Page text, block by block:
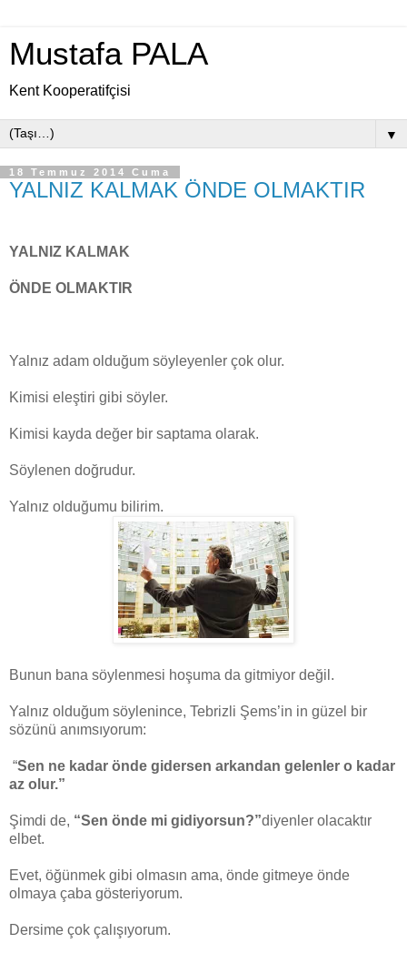
Mustafa PALA
Kent Kooperatifçisi
▼
18 Temmuz 2014 Cuma
YALNIZ KALMAK ÖNDE OLMAKTIR
YALNIZ KALMAK
ÖNDE OLMAKTIR
Yalnız adam olduğum söyleyenler çok olur.
Kimisi eleştiri gibi söyler.
Kimisi kayda değer bir saptama olarak.
Söylenen doğrudur.
Yalnız olduğumu bilirim.
Bunun bana söylenmesi hoşuma da gitmiyor değil.
Yalnız olduğum söylenince, Tebrizli Şems’in in güzel bir
sözünü anımsıyorum:
“Sen ne kadar önde gidersen arkandan gelenler o kadar
az olur.”
Şimdi de, “Sen önde mi gidiyorsun?”diyenler olacaktır
elbet.
Evet, öğünmek gibi olmasın ama, önde gitmeye önde
olmaya çaba gösteriyorum.
Dersime çok çalışıyorum.